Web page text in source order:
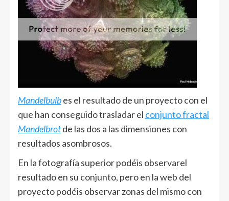
Mandelbulbes el resultado de un proyecto con el
que han conseguido trasladar el conjunto fractal
Mandelbrotde las dos a las dimensiones con
resultados asombrosos.
En la fotografía superior podéis observarel
resultado en su conjunto, pero en la web del
proyecto podéis observar zonas del mismo con